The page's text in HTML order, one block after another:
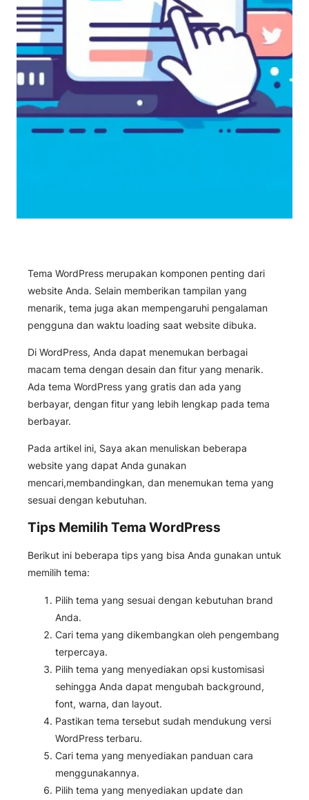
Tema WordPress merupakan komponen penting dari
website Anda. Selain memberikan tampilan yang
menarik, tema juga akan mempengaruhi pengalaman
pengguna dan waktu loading saat website dibuka.
Di WordPress, Anda dapat menemukan berbagai
macam tema dengan desain dan fitur yang menarik.
Ada tema WordPress yang gratis dan ada yang
berbayar, dengan fitur yang lebih lengkap pada tema
berbayar.
Pada artikel ini, Saya akan menuliskan beberapa
website yang dapat Anda gunakan
mencari,membandingkan, dan menemukan tema yang
sesuai dengan kebutuhan.
Tips Memilih Tema WordPress
Berikut ini beberapa tips yang bisa Anda gunakan untuk
memilih tema:
Pilih tema yang sesuai dengan kebutuhan brand
Anda.
Cari tema yang dikembangkan oleh pengembang
terpercaya.
Pilih tema yang menyediakan opsi kustomisasi
sehingga Anda dapat mengubah background,
font, warna, dan layout.
Pastikan tema tersebut sudah mendukung versi
WordPress terbaru.
Cari tema yang menyediakan panduan cara
menggunakannya.
Pilih tema yang menyediakan update dan